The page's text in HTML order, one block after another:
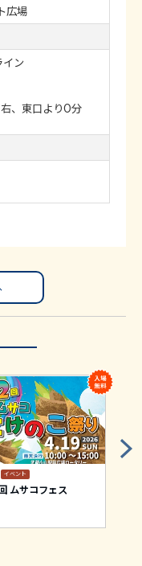
広場
イン
、東口よりO分
イベント
ムサコフェス